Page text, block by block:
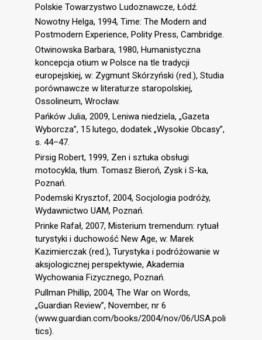
Polskie Towarzystwo Ludoznawcze, Łódź.
Nowotny Helga, 1994, Time: The Modern and
Postmodern Experience, Polity Press, Cambridge.
Otwinowska Barbara, 1980, Humanistyczna
koncepcja otium w Polsce na tle tradycji
europejskiej, w: Zygmunt Skórzyński (red.), Studia
porównawcze w literaturze staropolskiej,
Ossolineum, Wrocław.
Pańków Julia, 2009, Leniwa niedziela, „Gazeta
Wyborcza”, 15 lutego, dodatek „Wysokie Obcasy”,
s. 44–47.
Pirsig Robert, 1999, Zen i sztuka obsługi
motocykla, tłum. Tomasz Bieroń, Zysk i S-ka,
Poznań.
Podemski Krysztof, 2004, Socjologia podróży,
Wydawnictwo UAM, Poznań.
Prinke Rafał, 2007, Misterium tremendum: rytuał
turystyki i duchowość New Age, w: Marek
Kazimierczak (red.), Turystyka i podróżowanie w
aksjologicznej perspektywie, Akademia
Wychowania Fizycznego, Poznań.
Pullman Phillip, 2004, The War on Words,
„Guardian Review”, November, nr 6
(www.guardian.com/books/2004/nov/06/USA.poli
tics).